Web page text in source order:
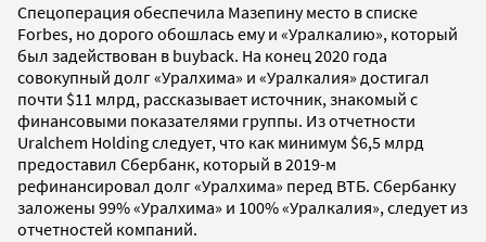
Спецоперация обеспечила Мазепину место в списке
Forbes, но дорого обошлась ему и «Уралкалию», который
был задействован в buyback. На конец 2020 года
совокупный долг «Уралхима» и «Уралкалия» достигал
почти $11 млрд, рассказывает источник, знакомый с
финансовыми показателями группы. Из отчетности
Uralchem Holding следует, что как минимум $6,5 млрд
предоставил Сбербанк, который в 2019-м
рефинансировал долг «Уралхима» перед ВТБ. Сбербанку
заложены 99% «Уралхима» и 100% «Уралкалия», следует из
отчетностей компаний.